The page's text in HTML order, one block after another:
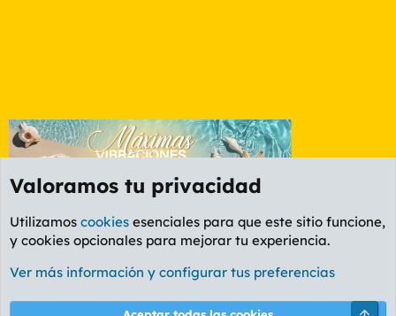
Foro General
Cookies
PL OLDSTYLE AMARILLO
Valoramos tu privacidad
Utilizamos cookies esenciales para que este sitio funcione,
y cookies opcionales para mejorar tu experiencia.
Ver más información y configurar tus preferencias